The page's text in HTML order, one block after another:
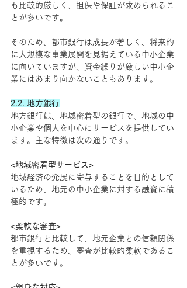
も比較的厳しく、担保や保証が求められるこ
とが多いです。
そのため、都市銀行は成長が著しく、将来的
に大規模な事業展開を見据えている中小企業
に向いていますが、資金繰りが厳しい中小企
業にはあまり向かないこともあります。
2.2. 地方銀行
地方銀行は、地域密着型の銀行で、地域の中
小企業や個人を中心にサービスを提供してい
ます。主な特徴は次の通りです。
<地域密着型サービス>
地域経済の発展に寄与することを目的として
いるため、地元の中小企業に対する融資に積
極的です。
<柔軟な審査>
都市銀行と比較して、地元企業との信頼関係
を重視するため、審査が比較的柔軟であるこ
とが多いです。